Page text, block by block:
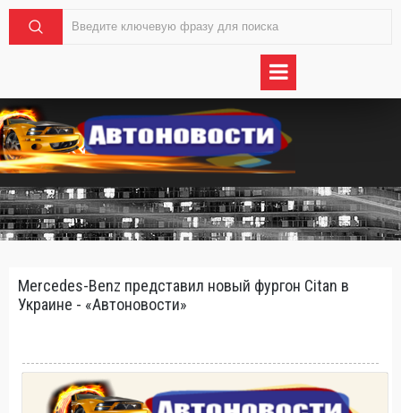
Mercedes-Benz представил новый фургон Citan в
Украине - «Автоновости»